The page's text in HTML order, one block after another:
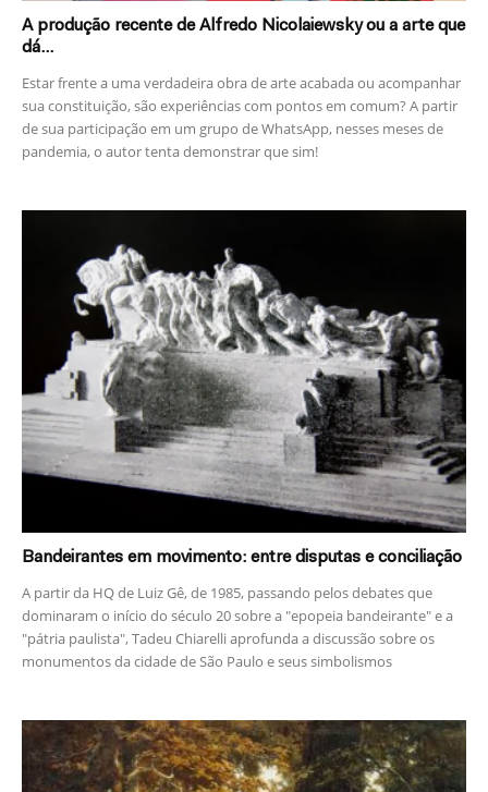
A produção recente de Alfredo Nicolaiewsky ou a arte que
dá...
Estar frente a uma verdadeira obra de arte acabada ou acompanhar
sua constituição, são experiências com pontos em comum? A partir
de sua participação em um grupo de WhatsApp, nesses meses de
pandemia, o autor tenta demonstrar que sim!
Bandeirantes em movimento: entre disputas e conciliação
A partir da HQ de Luiz Gê, de 1985, passando pelos debates que
dominaram o início do século 20 sobre a "epopeia bandeirante" e a
"pátria paulista", Tadeu Chiarelli aprofunda a discussão sobre os
monumentos da cidade de São Paulo e seus simbolismos